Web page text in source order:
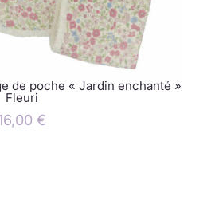
de poche « Jardin enchanté »
Fleuri
€